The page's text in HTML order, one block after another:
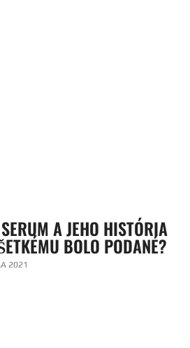
A JEHO HISTÓRIA
BOLO PODANÉ?
2021